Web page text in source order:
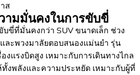
ส
ามมั่นคงในการขับขี่
ขี่ที่มั่นคงกว่า SUV ขนาดเล็ก ช่วง
ละพวงมาลัยตอบสนองแม่นยำ รุ่น
งแรงบิดสูง เหมาะกับการเดินทางไกล
งพลังและความประหยัด เหมาะกับผู้ที่